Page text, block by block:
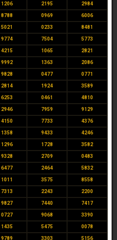
1206 2195 2984
8788 0969 6006
5021 0233 8481
9774 7504 5773
4215 1065 2821
9992 1363 2086
9828 0477 0771
2814 1924 3589
6253 0461 4810
2946 7959 9129
4150 7733 4376
1358 9433 4246
1296 1728 3582
9328 2709 0483
6477 2464 5832
1011 3575 8558
7313 2243 2200
9827 7440 7417
0727 9068 3390
1435 5475 0078
9789 3303 5156